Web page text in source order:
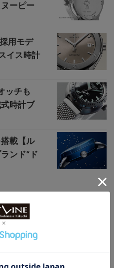
ーピー
用モデ
イス時計
ッチも
時計ブ
載【ル
ンド“ド
3万円台!?】洗練のスケル
“M1 ジ・オリガ スケルト
注目